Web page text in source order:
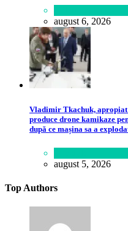
august 6, 2026
Vladimir Tkachuk, apropiat
produce drone kamikaze
după ce mașina sa a
august 5, 2026
Top Authors